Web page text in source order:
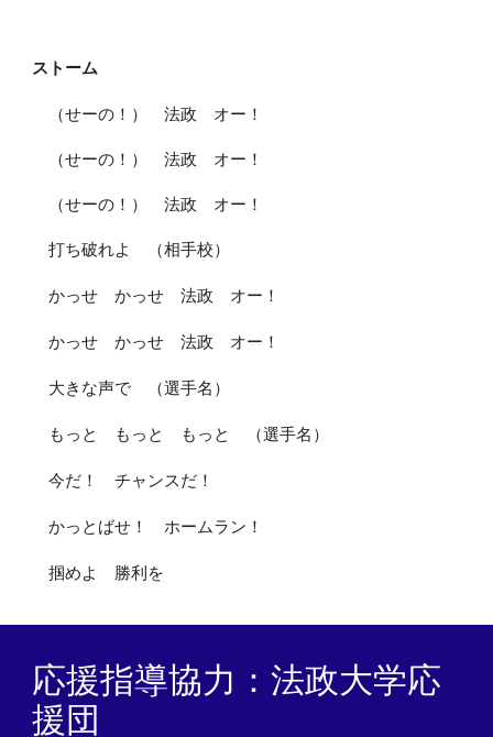
ストーム
（せーの！） 法政 オー！
（せーの！） 法政 オー！
（せーの！） 法政 オー！
打ち破れよ （相手校）
かっせ かっせ 法政 オー！
かっせ かっせ 法政 オー！
大きな声で （選手名）
もっと もっと もっと （選手名）
今だ！ チャンスだ！
かっとばせ！ ホームラン！
掴めよ 勝利を
応援指導協力：法政大学応
援団